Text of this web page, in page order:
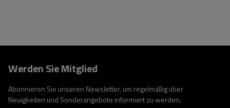
Werden Sie Mitglied
Abonnieren Sie unseren Newsletter, um regelmäßig über
Neuigkeiten und Sonderangebote informiert zu werden.